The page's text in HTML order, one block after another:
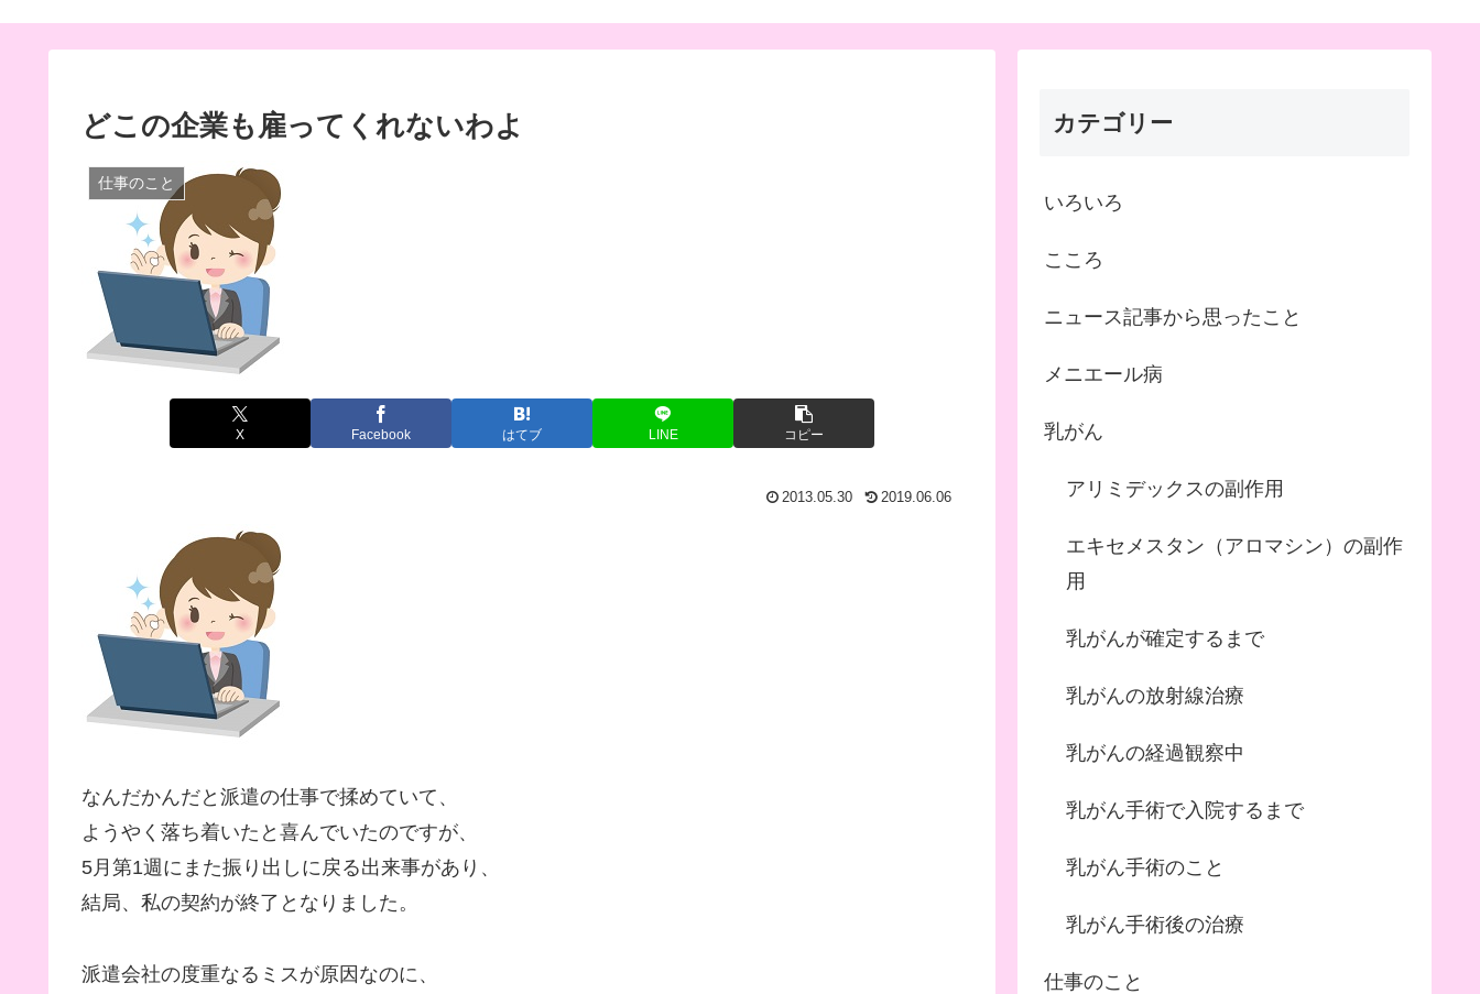
どこの企業も雇ってくれないわよ
仕事のこと
X Facebook はてブ LINE コピー
2013.05.30 2019.06.06
なんだかんだと派遣の仕事で揉めていて、
ようやく落ち着いたと喜んでいたのですが、
5月第1週にまた振り出しに戻る出来事があり、
結局、私の契約が終了となりました。
派遣会社の度重なるミスが原因なのに、
カテゴリー
いろいろ
こころ
ニュース記事から思ったこと
メニエール病
乳がん
アリミデックスの副作用
エキセメスタン（アロマシン）の副作
用
乳がんが確定するまで
乳がんの放射線治療
乳がんの経過観察中
乳がん手術で入院するまで
乳がん手術のこと
乳がん手術後の治療
仕事のこと